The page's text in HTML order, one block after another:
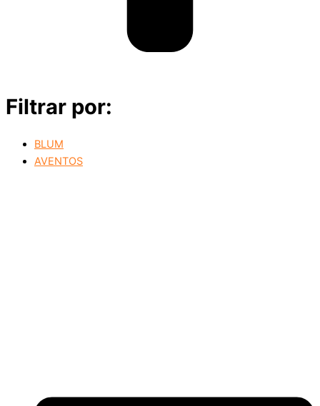
Filtrar por:
BLUM
AVENTOS